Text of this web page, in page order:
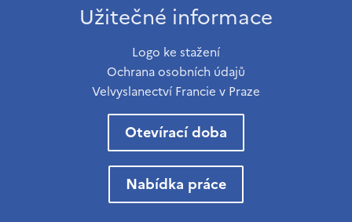
Užitečné informace
Logo ke stažení
Ochrana osobních údajů
Velvyslanectví Francie v Praze
Otevírací doba
Nabídka práce